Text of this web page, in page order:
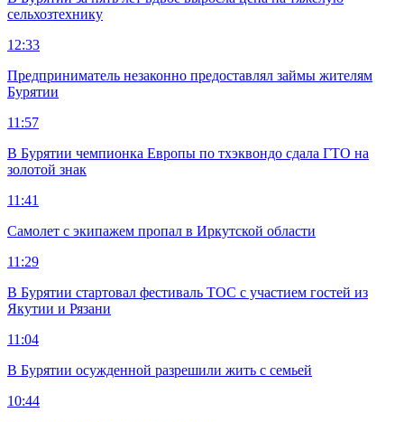
сельхозтехнику
12:33
Предприниматель незаконно предоставлял займы жителям
Бурятии
11:57
В Бурятии чемпионка Европы по тхэквондо сдала ГТО на
золотой знак
11:41
Самолет с экипажем пропал в Иркутской области
11:29
В Бурятии стартовал фестиваль ТОС с участием гостей из
Якутии и Рязани
11:04
В Бурятии осужденной разрешили жить с семьей
10:44